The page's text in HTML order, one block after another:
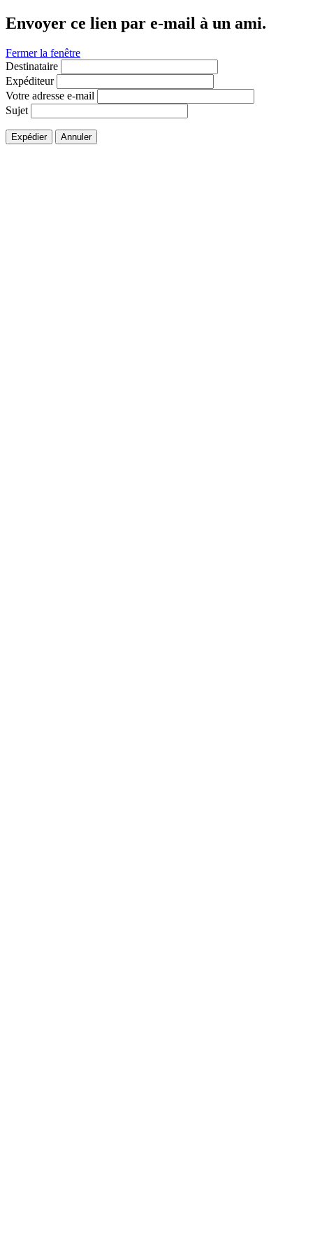
Envoyer ce lien par e-mail à un ami.
Fermer la fenêtre
Destinataire
Expéditeur
Votre adresse e-mail
Sujet
Expédier Annuler